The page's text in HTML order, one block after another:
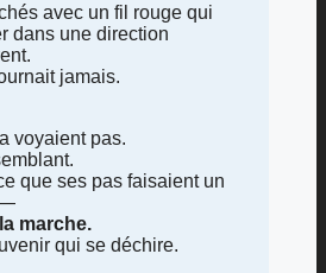
avec un fil rouge qui
dans une direction
jamais.
voyaient pas.
que ses pas faisaient un
—
marche.
qui se déchire.